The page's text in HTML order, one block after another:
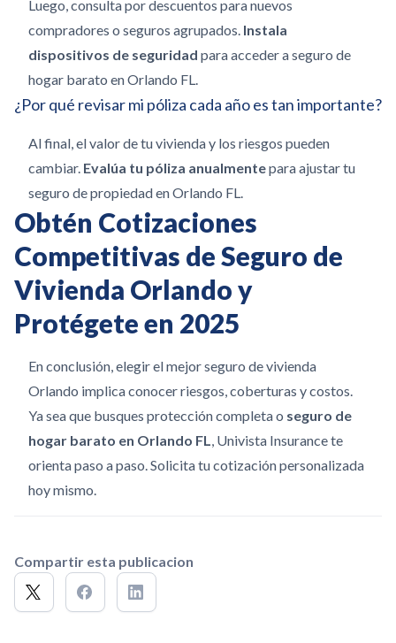
Luego, consulta por descuentos para nuevos
compradores o seguros agrupados. Instala
dispositivos de seguridad para acceder a seguro de
hogar barato en Orlando FL.
¿Por qué revisar mi póliza cada año es tan importante?
Al final, el valor de tu vivienda y los riesgos pueden
cambiar. Evalúa tu póliza anualmentepara ajustar tu
seguro de propiedad en Orlando FL.
Obtén Cotizaciones
Competitivas de Seguro de
Vivienda Orlando y
Protégete en 2025
En conclusión, elegir el mejor seguro de vivienda
Orlando implica conocer riesgos, coberturas y costos.
Ya sea que busques protección completa o seguro de
hogar barato en Orlando FL, Univista Insurance te
orienta paso a paso. Solicita tu cotización personalizada
hoy mismo.
Compartir esta publicacion